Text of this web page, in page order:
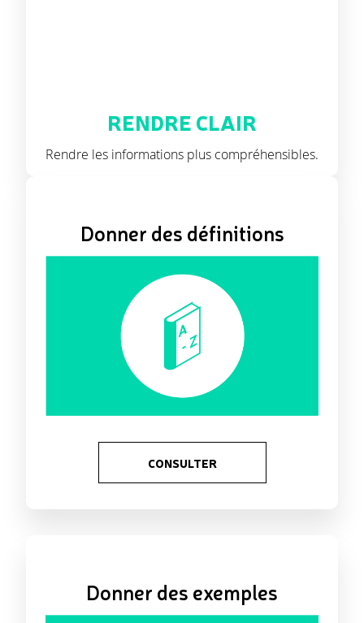
RENDRE CLAIR
Rendre les informations plus compréhensibles.
Donner des définitions
CONSULTER
Donner des exemples